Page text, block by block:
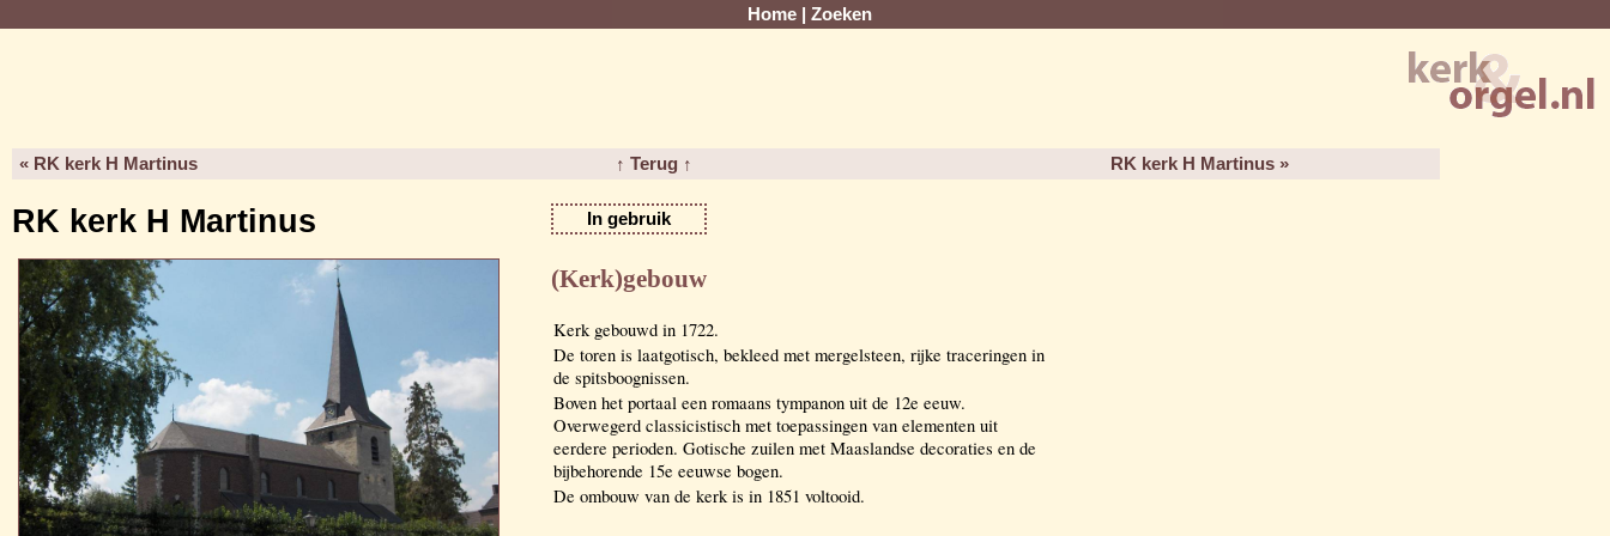
Home Zoeken
« RK kerk H Martinus ↑ Terug ↑ RK kerk H Martinus »
RK kerk H Martinus In gebruik
(Kerk)gebouw
Kerk gebouwd in 1722.
De toren is laatgotisch, bekleed met mergelsteen, rijke traceringen in
de spitsboognissen.
Boven het portaal een romaans tympanon uit de 12e eeuw.
Overwegerd classicistisch met toepassingen van elementen uit
eerdere perioden. Gotische zuilen met Maaslandse decoraties en de
bijbehorende 15e eeuwse bogen.
De ombouw van de kerk is in 1851 voltooid.